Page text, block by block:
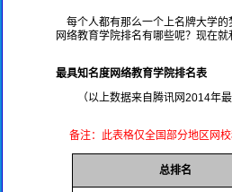
每个人都有那么一个上名牌大学的
网络教育学院排名有哪些呢？现在就
最具知名度网络教育学院排名表
（以上数据来自腾讯网2014年
备注：此表格仅全国部分地区网校
总排名